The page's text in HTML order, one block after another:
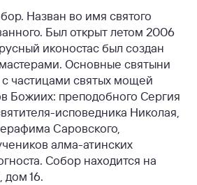
Назван во имя святого
Был открыт летом 2006
иконостас был создан
Основные святыни
с частицами святых мощей
Божиих: преподобного Сергия
исповедника Николая,
Саровского,
алма-атинских
Собор находится на
дом 16.